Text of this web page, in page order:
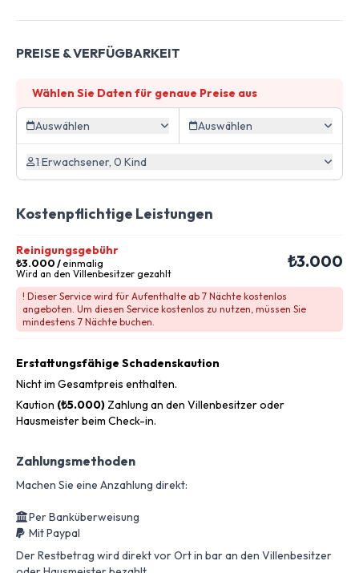
PREISE & VERFÜGBARKEIT
Wählen Sie Daten für genaue Preise aus
Auswählen Auswählen
1 Erwachsener, 0 Kind
Kostenpflichtige Leistungen
Reinigungsgebühr
₺3.000/einmalig
Wird an den Villenbesitzer gezahlt
₺3.000
! Dieser Service wird für Aufenthalte ab 7 Nächte kostenlos
angeboten. Um diesen Service kostenlos zu nutzen, müssen Sie
mindestens 7 Nächte buchen.
Erstattungsfähige Schadenskaution
Nicht im Gesamtpreis enthalten.
Kaution (₺5.000) Zahlung an den Villenbesitzer oder
Hausmeister beim Check-in.
Zahlungsmethoden
Machen Sie eine Anzahlung direkt:
Per Banküberweisung
Mit Paypal
Der Restbetrag wird direkt vor Ort in bar an den Villenbesitzer